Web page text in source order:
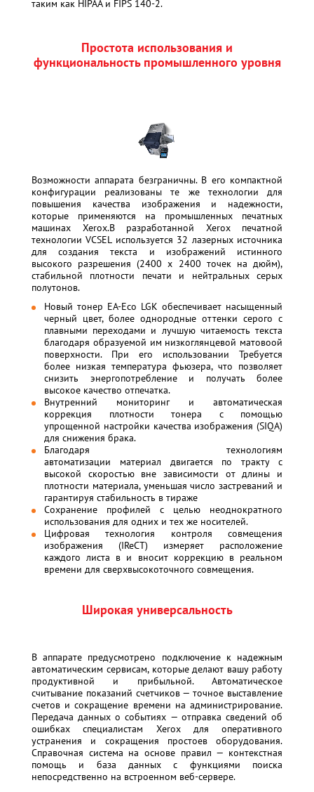
таким как HIPAA и FIPS 140-2.
Простота использования и
функциональность промышленного уровня
Возможности аппарата безграничны. В его компактной
конфигурации реализованы те же технологии для
повышения качества изображения и надежности,
которые применяются на промышленных печатных
машинах Xerox.В разработанной Xerox печатной
технологии VCSEL используется 32 лазерных источника
для создания текста и изображений истинного
высокого разрешения (2400 x 2400 точек на дюйм),
стабильной плотности печати и нейтральных серых
полутонов.
Новый тонер EA-Eco LGK обеспечивает насыщенный
черный цвет, более однородные оттенки серого с
плавными переходами и лучшую читаемость текста
благодаря образуемой им низкоглянцевой матовоой
поверхности. При его использовании Требуется
более низкая температура фьюзера, что позволяет
снизить энергопотребление и получать более
высокое качество отпечатка.
Внутренний мониторинг и автоматическая
коррекция плотности тонера с помощью
упрощенной настройки качества изображения (SIQA)
для снижения брака.
Благодаря технологиям
автоматизации материал двигается по тракту с
высокой скоростью вне зависимости от длины и
плотности материала, уменьшая число застреваний и
гарантируя стабильность в тираже
Сохранение профилей с целью неоднократного
использования для одних и тех же носителей.
Цифровая технология контроля совмещения
изображения (IReCT) измеряет расположение
каждого листа в и вносит коррекцию в реальном
времени для сверхвысокоточного совмещения.
Широкая универсальность
В аппарате предусмотрено подключение к надежным
автоматическим сервисам, которые делают вашу работу
продуктивной и прибыльной. Автоматическое
считывание показаний счетчиков — точное выставление
счетов и сокращение времени на администрирование.
Передача данных о событиях — отправка сведений об
ошибках специалистам Xerox для оперативного
устранения и сокращения простоев оборудования.
Справочная система на основе правил — контекстная
помощь и база данных с функциями поиска
непосредственно на встроенном веб-сервере.